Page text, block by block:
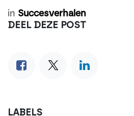
in Succesverhalen
DEEL DEZE POST
LABELS